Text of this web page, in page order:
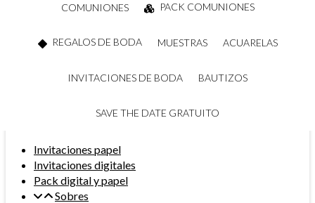
COMUNIONES PACK COMUNIONES
REGALOS DE BODA MUESTRAS ACUARELAS
INVITACIONES DE BODA BAUTIZOS
SAVE THE DATE GRATUITO
Invitaciones papel
Invitaciones digitales
Pack digital y papel
Sobres